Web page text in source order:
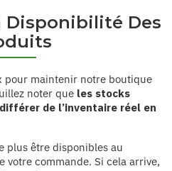
Disponibilité Des
pour maintenir notre boutique
noter que les stocks
de l’inventaire réel en
plus être disponibles au
votre commande. Si cela arrive,